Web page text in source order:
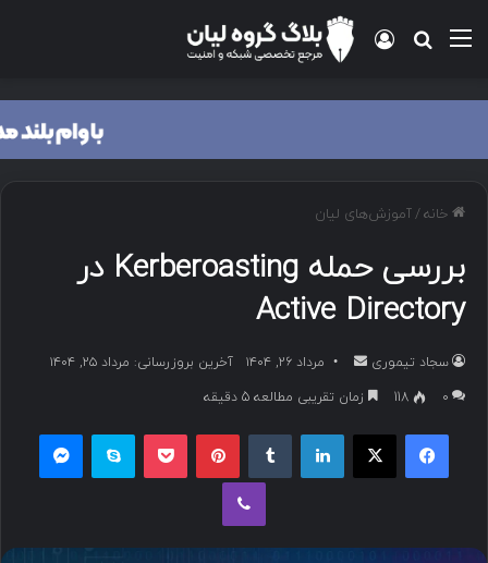
منو جستجو برای
ورود
خانه/آموزش‌های لیان
بررسی حمله Kerberoasting در
Active Directory
سجاد تیموری
ر
ا
ا
مرداد ۲۶, ۱۴۰۴
آخرین بروزرسانی: مرداد ۲۵, ۱۴۰۴
۰
118 زمان تقریبی مطالعه 5 دقیقه
فیسبوک ایکس لینکداین پینتریست پاکت اسکایپ
وایبر